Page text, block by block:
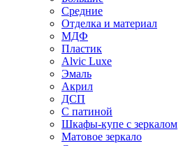
Средние
Отделка и материал
МДФ
Пластик
Alvic Luxe
Эмаль
Акрил
ДСП
С патиной
Шкафы-купе с зеркалом
Матовое зеркало